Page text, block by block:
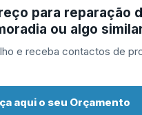
para reparação
ou algo
e receba contactos de
aqui o seu Orçamento